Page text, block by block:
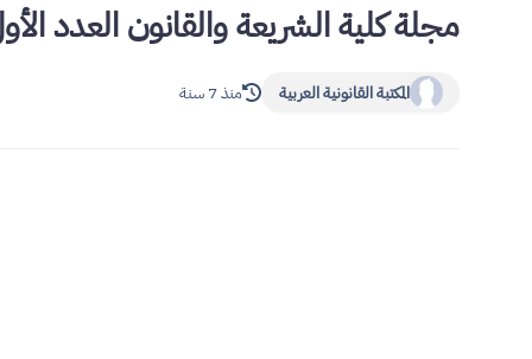
مجلة كلية الشريعة والقانون العدد
المكتبة القانونية العربية منذ 7 سنة